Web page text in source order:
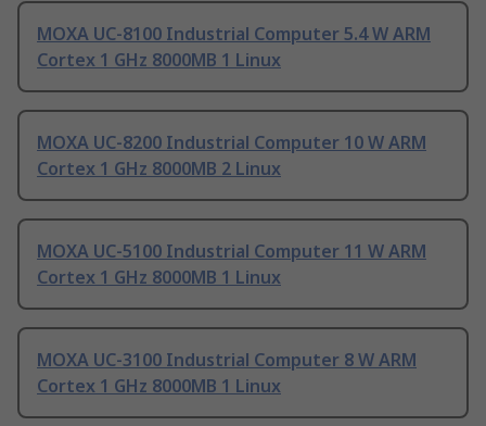
MOXA UC-8100 Industrial Computer 5.4 W ARM
Cortex 1 GHz 8000MB 1 Linux
MOXA UC-8200 Industrial Computer 10 W ARM
Cortex 1 GHz 8000MB 2 Linux
MOXA UC-5100 Industrial Computer 11 W ARM
Cortex 1 GHz 8000MB 1 Linux
MOXA UC-3100 Industrial Computer 8 W ARM
Cortex 1 GHz 8000MB 1 Linux